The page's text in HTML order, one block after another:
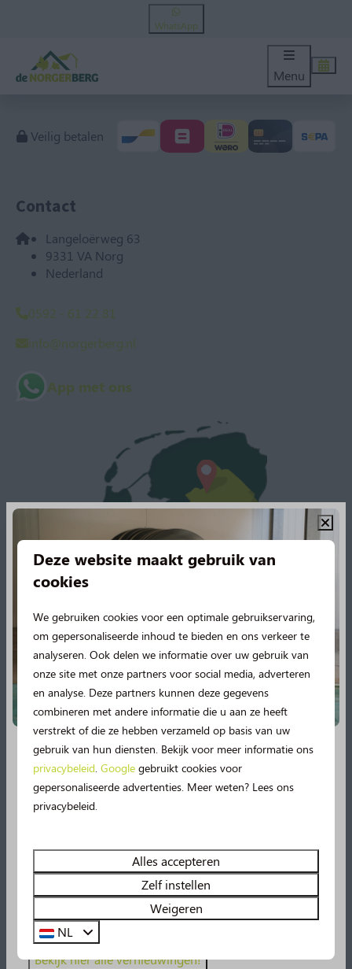
WhatsApp
Menu
Veilig betalen
Contact
Langeloërweg 63
9331 VA Norg
Nederland
0592 - 61 22 81
info@norgerberg.nl
App met ons
De Norgerberg in het kort
Ontdek de Norgerberg!
Als eerste het laatste nieuws in je inbox?
Schrijf je in op onze nieuwsbrief.
E-mail
Nieuw in 2026!
Vanaf deze zomer beleef je nog meer vakantieplezier
zwembad, onze nieuwe49m langewaterglijbaan
én een spetterbadzijn vanaf nu geopend!
Daarnaast beleef je uren speelplezier in de nieuwe
pannakooi en op onze gloednieuwe padelbaan!
Bekijk hier alle vernieuwingen!
Deze website maakt gebruik van
cookies
We gebruiken cookies voor een optimale gebruikservaring,
om gepersonaliseerde inhoud te bieden en ons verkeer te
analyseren. Ook delen we informatie over uw gebruik van
onze site met onze partners voor social media, adverteren
en analyse. Deze partners kunnen deze gegevens
combineren met andere informatie die u aan ze heeft
verstrekt of die ze hebben verzameld op basis van uw
gebruik van hun diensten. Bekijk voor meer informatie ons
privacybeleid .Google gebruikt cookies voor
gepersonaliseerde advertenties. Meer weten? Lees ons
privacybeleid.
Alles accepteren
Zelf instellen
Weigeren
NL